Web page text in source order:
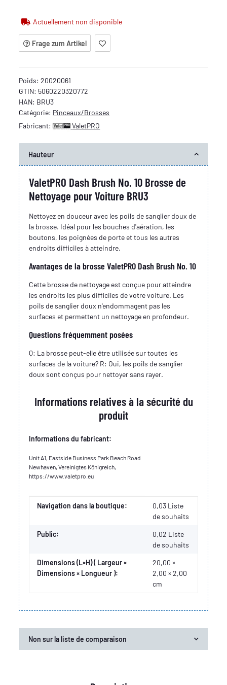
Actuellement non disponible
Frage zum Artikel
Poids:20020061
GTIN: 5060220320772
HAN: BRU3
Catégorie: Pinceaux/Brosses
Fabricant:
ValetPRO
Hauteur
ValetPRO Dash Brush No. 10 Brosse de
Nettoyage pour Voiture BRU3
Nettoyez en douceur avec les poils de sanglier doux de
la brosse. Idéal pour les bouches d'aération, les
boutons, les poignées de porte et tous les autres
endroits difficiles à atteindre.
Avantages de la brosse ValetPRO Dash Brush No. 10
Cette brosse de nettoyage est conçue pour atteindre
les endroits les plus difficiles de votre voiture. Les
poils de sanglier doux n'endommagent pas les
surfaces et permettent un nettoyage en profondeur.
Questions fréquemment posées
Q: La brosse peut-elle être utilisée sur toutes les
surfaces de la voiture? R: Oui, les poils de sanglier
doux sont conçus pour nettoyer sans rayer.
Informations relatives à la sécurité du
produit
Informations du fabricant:
Unit A1, Eastside Business Park Beach Road
Newhaven, Vereinigtes Königreich,
https://www.valetpro.eu
Valeur
Fabricant
Navigation dans la boutique:
0,03 Liste
de souhaits
Public: 0,02 Liste
de souhaits
Dimensions (L×H) ( Largeur ×
Dimensions × Longueur ):
20,00 ×
2,00 × 2,00
cm
Non sur la liste de comparaison